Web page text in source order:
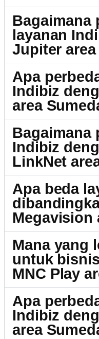
Bagaimana
layanan
Jupiter
Apa
Indibiz
area
Bagaimana
Indibiz
LinkNet
Apa beda
Megavision
Mana yang
untuk
MNC Play
Apa
Indibiz
area